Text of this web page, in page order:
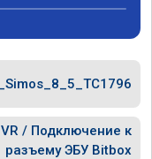
VR / Подключение к
разъему ЭБУ Bitbox